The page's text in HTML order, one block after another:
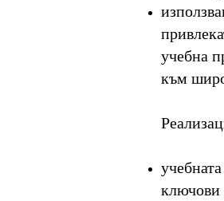
учебна
към
ключови